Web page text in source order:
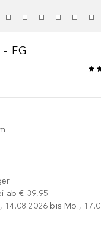
- FG
ab € 39,95
14.08.2026 bis Mo.,